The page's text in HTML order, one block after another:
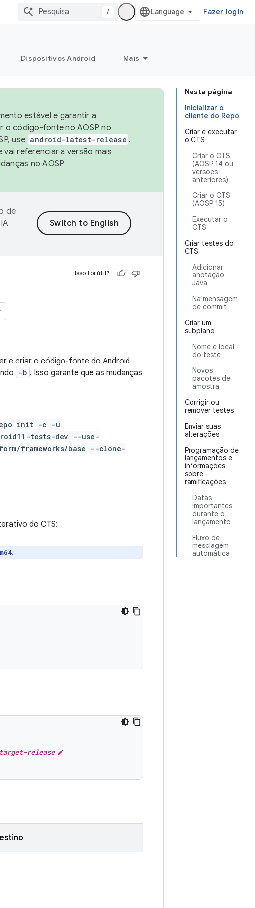
/ Fazer login
Dispositivos Android Mais
Nesta página
Inicializar o
cliente do Repo
Criar e executar
o CTS
Criar o CTS
(AOSP 14 ou
versões
anteriores)
Criar o CTS
(AOSP 15)
Executar o
CTS
Criar testes do
CTS
Adicionar
anotação
Java
Na mensagem
de commit
Criar um
subplano
Nome e local
do teste
Novos
pacotes de
amostra
Corrigir ou
remover testes
Enviar suas
alterações
Programação de
lançamentos e
informações
sobre
ramificações
Datas
importantes
durante o
lançamento
Fluxo de
mesclagem
automática
estável e garantir a
o código-fonte no AOSP no
use android-latest-release .
vai referenciar a versão mais
no AOSP.
de
Isso foi útil?
e criar o código-fonte do Android.
-b . Isso garante que as mudanças
repo init -c -u
tests-dev --use-
frameworks/base --clone-
do CTS:
.
target-release